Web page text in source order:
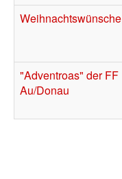
Weihnachtswünsche
"Adventroas" der FF
Au/Donau